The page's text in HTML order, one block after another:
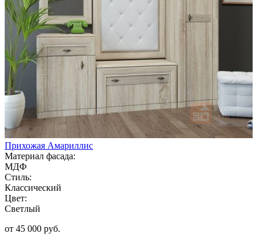
Прихожая Амариллис
Материал фасада:
МДФ
Стиль:
Классический
Цвет:
Светлый
от 45 000 руб.